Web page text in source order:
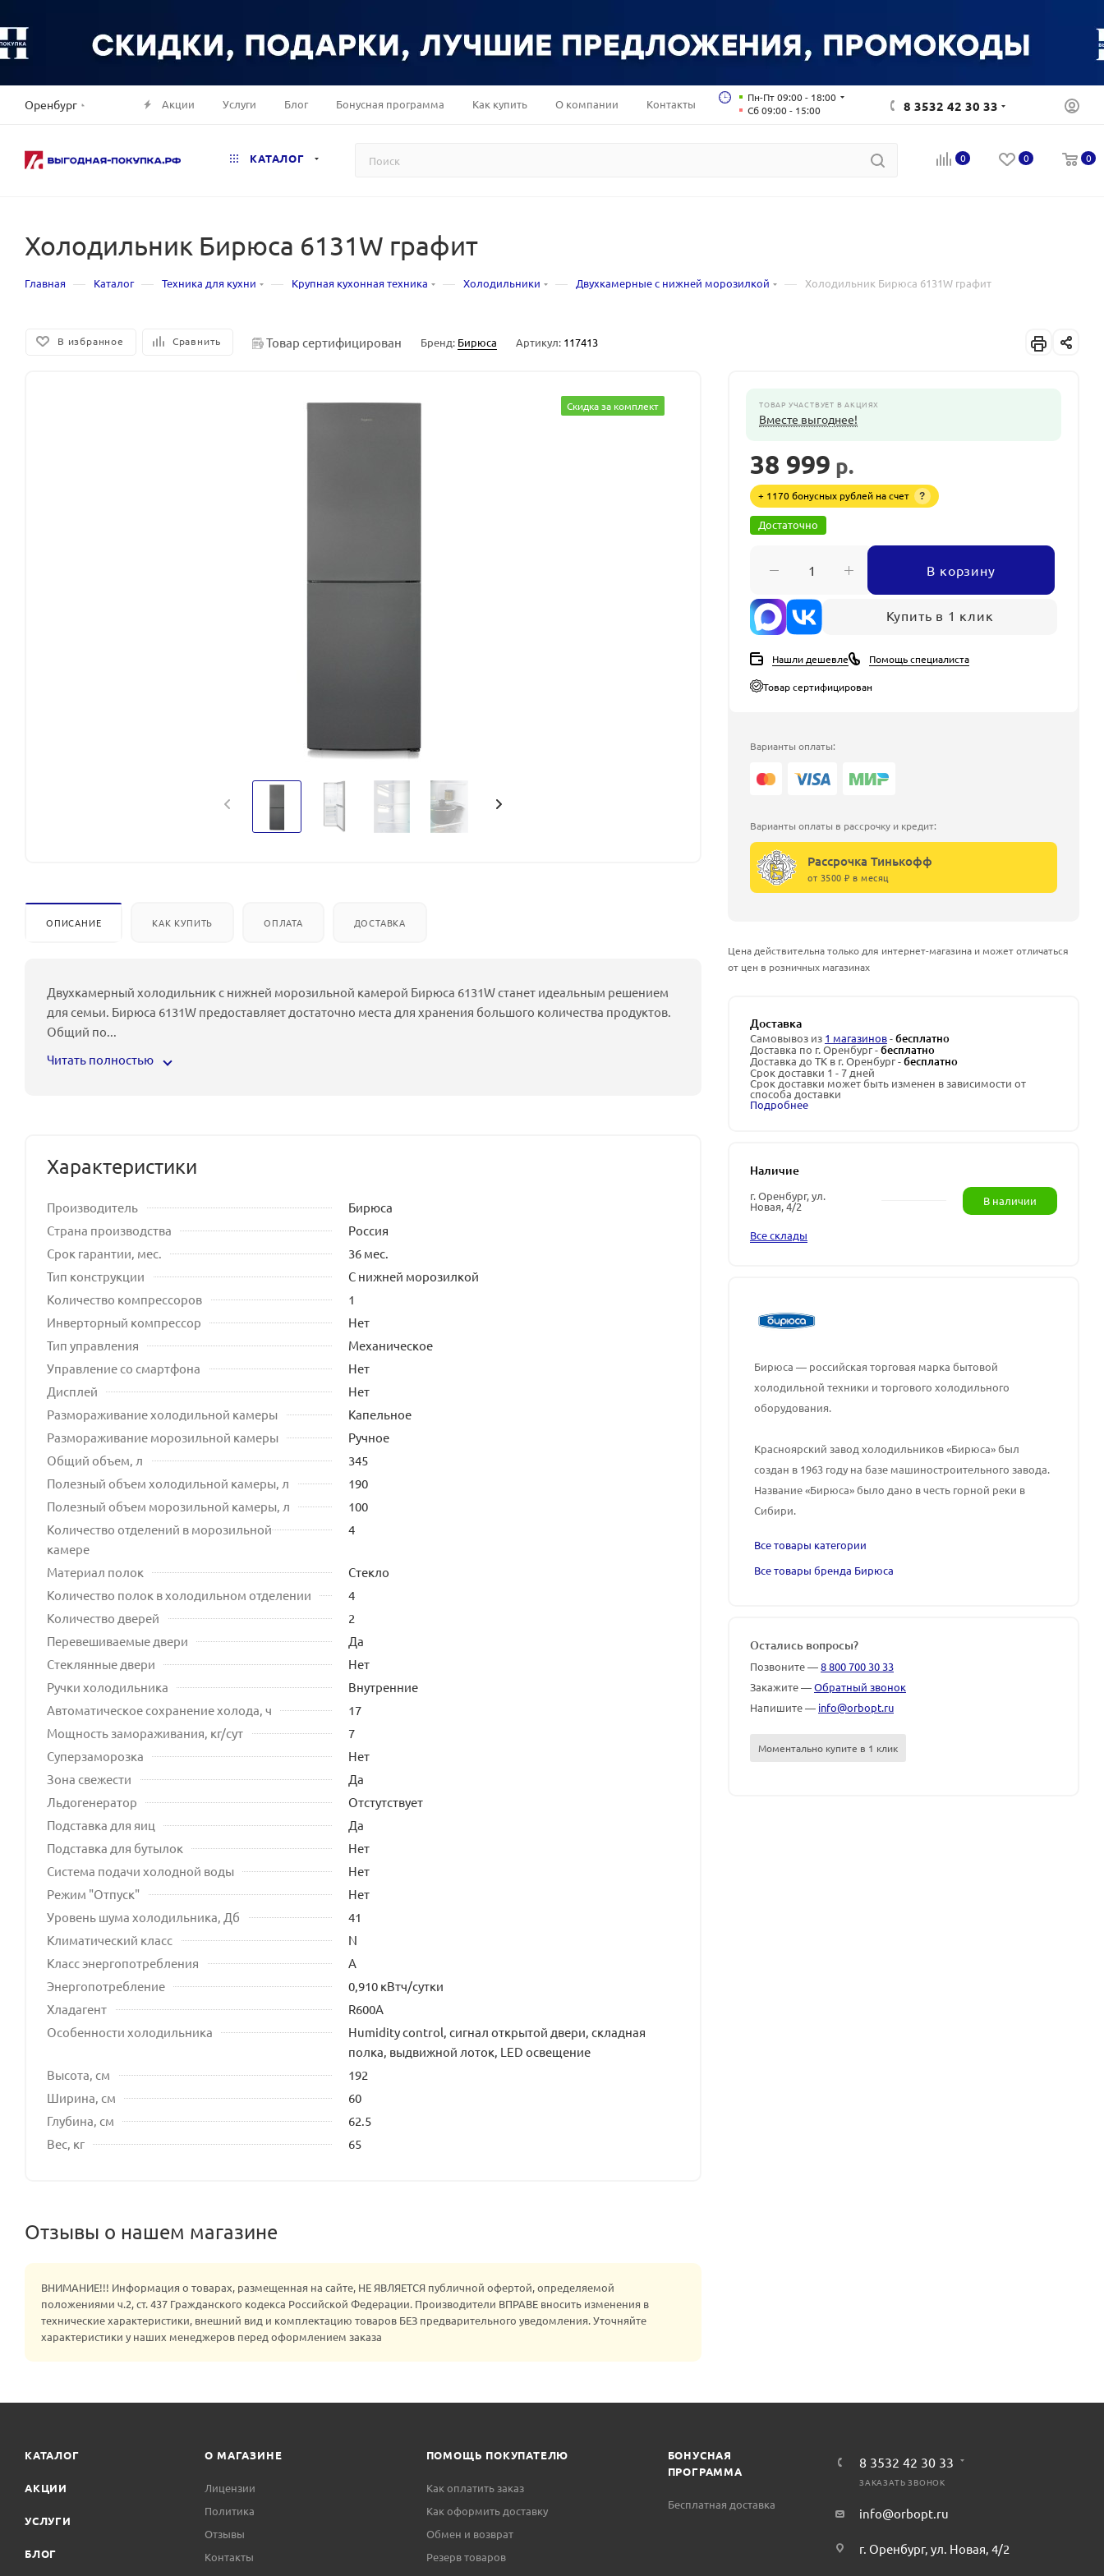
Оренбург Акции Услуги Блог Бонусная программа Как купить О компании Контакты
Пн-Пт 09:00 - 18:00
Сб 09:00 - 15:00
8 3532 42 30 33
КАТАЛОГ 0 0 0
Холодильник Бирюса 6131W графит
Главная — Каталог — Техника для кухни — Крупная кухонная техника — Холодильники — Двухкамерные с нижней морозилкой — Холодильник Бирюса 6131W графит
В избранное Сравнить Товар сертифицирован Бренд: Бирюса Артикул: 117413
Скидка за комплект
ОПИСАНИЕ КАК КУПИТЬ ОПЛАТА ДОСТАВКА
Двухкамерный холодильник с нижней морозильной камерой Бирюса 6131W станет идеальным решением
для семьи. Бирюса 6131W предоставляет достаточно места для хранения большого количества продуктов.
Общий по...
Читать полностью
Характеристики
Производитель
Бирюса
Страна производства
Россия
Срок гарантии, мес.
36 мес.
Тип конструкции
С нижней морозилкой
Количество компрессоров
1
Инверторный компрессор
Нет
Тип управления
Механическое
Управление со смартфона
Нет
Дисплей
Нет
Размораживание холодильной камеры
Капельное
Размораживание морозильной камеры
Ручное
Общий объем, л
345
Полезный объем холодильной камеры, л
190
Полезный объем морозильной камеры, л
100
Количество отделений в морозильной
камере
4
Материал полок
Стекло
Количество полок в холодильном отделении
4
Количество дверей
2
Перевешиваемые двери
Да
Стеклянные двери
Нет
Ручки холодильника
Внутренние
Автоматическое сохранение холода, ч
17
Мощность замораживания, кг/сут
7
Суперзаморозка
Нет
Зона свежести
Да
Льдогенератор
Отстутствует
Подставка для яиц
Да
Подставка для бутылок
Нет
Система подачи холодной воды
Нет
Режим "Отпуск"
Нет
Уровень шума холодильника, Дб
41
Климатический класс
N
Класс энергопотребления
A
Энергопотребление
0,910 кВтч/сутки
Хладагент
R600A
Особенности холодильника
Humidity control, сигнал открытой двери, складная
полка, выдвижной лоток, LED освещение
Высота, см
192
Ширина, см
60
Глубина, см
62.5
Вес, кг
65
Отзывы о нашем магазине
ВНИМАНИЕ!!! Информация о товарах, размещенная на сайте, НЕ ЯВЛЯЕТСЯ публичной офертой, определяемой
положениями ч.2, ст. 437 Гражданского кодекса Российской Федерации. Производители ВПРАВЕ вносить изменения в
технические характеристики, внешний вид и комплектацию товаров БЕЗ предварительного уведомления. Уточняйте
характеристики у наших менеджеров перед оформлением заказа
ТОВАР УЧАСТВУЕТ В АКЦИЯХ
Вместе выгоднее!
38 999 р.
+ 1170 бонусных рублей на счет ?
Достаточно
В корзину
Купить в 1 клик
Нашли дешевле Помощь специалиста
Товар сертифицирован
Варианты оплаты:
Варианты оплаты в рассрочку и кредит:
Рассрочка Тинькофф
от 3500 ₽ в месяц
Цена действительна только для интернет-магазина и может отличаться
от цен в розничных магазинах
Доставка
Самовывоз из 1 магазинов-бесплатно
Доставка по г. Оренбург -бесплатно
Доставка до ТК в г. Оренбург -бесплатно
Срок доставки 1 - 7 дней
Срок доставки может быть изменен в зависимости от
способа доставки
Подробнее
Наличие
г. Оренбург, ул.
Новая, 4/2 В наличии
Все склады
Бирюса — российская торговая марка бытовой
холодильной техники и торгового холодильного
оборудования.
Красноярский завод холодильников «Бирюса» был
создан в 1963 году на базе машиностроительного завода.
Название «Бирюса» было дано в честь горной реки в
Сибири.
Все товары категории
Все товары бренда Бирюса
Остались вопросы?
Позвоните —8 800 700 30 33
Закажите —Обратный звонок
Напишите — info@orbopt.ru
Моментально купите в 1 клик
КАТАЛОГ
АКЦИИ
УСЛУГИ
БЛОГ
О МАГАЗИНЕ
Лицензии
Политика
Отзывы
Контакты
ПОМОЩЬ ПОКУПАТЕЛЮ
Как оплатить заказ
Как оформить доставку
Обмен и возврат
Резерв товаров
БОНУСНАЯ
ПРОГРАММА
Бесплатная доставка
8 3532 42 30 33
ЗАКАЗАТЬ ЗВОНОК
info@orbopt.ru
г. Оренбург, ул. Новая, 4/2